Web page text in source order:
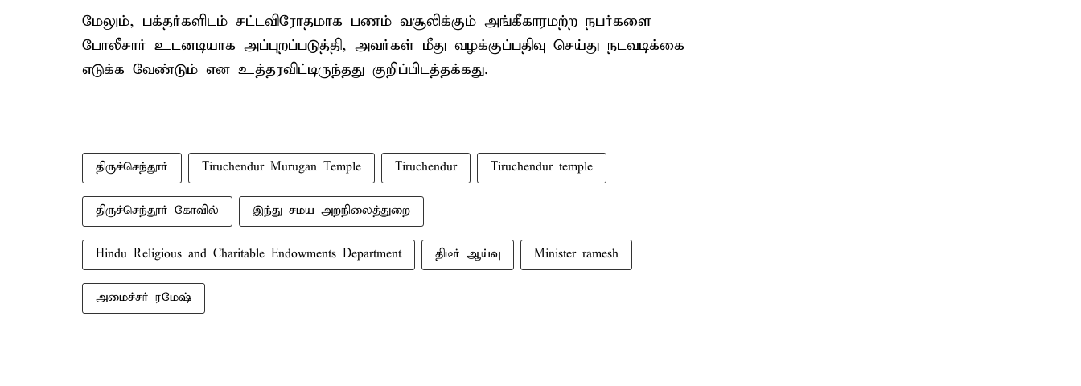
மேலும், பக்தர்களிடம் சட்டவிரோதமாக பணம் வசூலிக்கும் அங்கீகாரமற்ற நபர்களை
போலீசார் உடனடியாக அப்புறப்படுத்தி, அவர்கள் மீது வழக்குப்பதிவு செய்து நடவடிக்கை
எடுக்க வேண்டும் என உத்தரவிட்டிருந்தது குறிப்பிடத்தக்கது.
திருச்செந்தூர் Tiruchendur Murugan Temple Tiruchendur Tiruchendur temple
திருச்செந்தூர் கோவில் இந்து சமய அறநிலைத்துறை
Hindu Religious and Charitable Endowments Department திடீர் ஆய்வு Minister ramesh
அமைச்சர் ரமேஷ்